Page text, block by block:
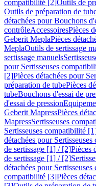
compatibilité [2]Outils de
Outils de préparation de
détachées pour Bouchons
contrôleAccessoiresPièces
Geberit MeplaPièces
MeplaOutils de sertissage
sertissage manuels
pour Sertisseuses
[2]Pièces détachées pour
préparation de tubePièces
tubeBouchons d'essai de
d'essai de pression
Geberit MapressPièces
MapressSertisseuses
Sertisseuses compatibilité
détachées pour
de sertissage [1] / [2]Pièces
de sertissage [1] / [2]
détachées pour
compatibilité [3]Pièces